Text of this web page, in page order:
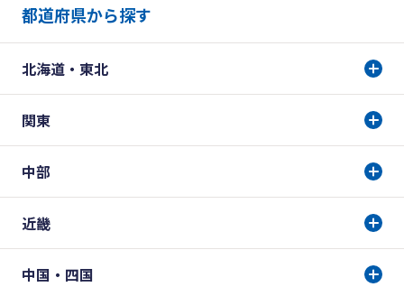
都道府県から探す
北海道・東北
関東
中部
近畿
中国・四国